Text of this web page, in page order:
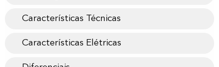
Características Técnicas
Características Elétricas